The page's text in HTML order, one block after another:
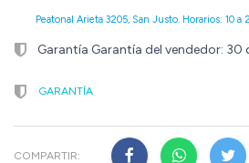
Peatonal Arieta 3205, San Justo. Horarios: 10 a
Garantía Garantía del vendedor: 30
GARANTÍA
COMPARTIR: